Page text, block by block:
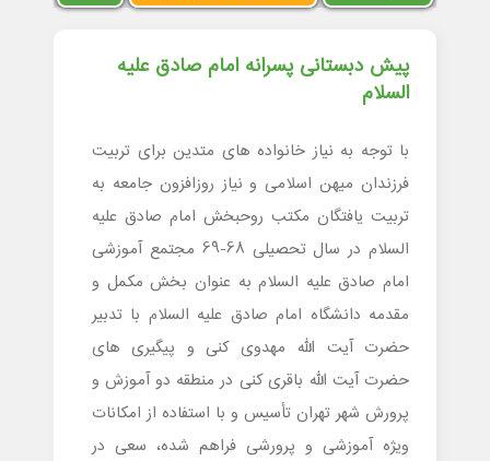
پیش دبستانی پسرانه امام صادق علیه
السلام
با توجه به نیاز خانواده های متدین برای تربیت
فرزندان میهن اسلامی و نیاز روزافزون جامعه به
تربیت یافتگان مکتب روحبخش امام صادق علیه
السلام در سال تحصیلی 68-69 مجتمع آموزشی
امام صادق علیه السلام به عنوان بخش مکمل و
مقدمه دانشگاه امام صادق علیه السلام با تدبیر
حضرت آیت الله مهدوی کنی و پیگیری های
حضرت آیت الله باقری کنی در منطقه دو آموزش و
پرورش شهر تهران تأسیس و با استفاده از امکانات
ویژه آموزشی و پرورشی فراهم شده، سعی در